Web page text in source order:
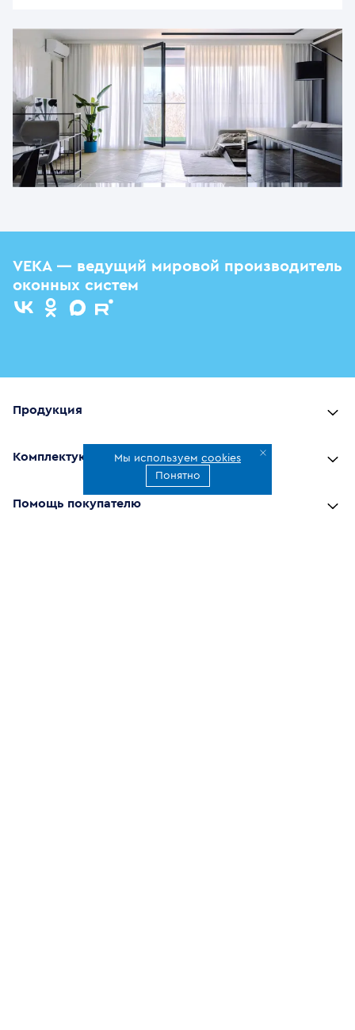
Мы используем cookies
Понятно
VEKA — ведущий мировой производитель
оконных систем
Продукция
Комплектующие
Помощь покупателю